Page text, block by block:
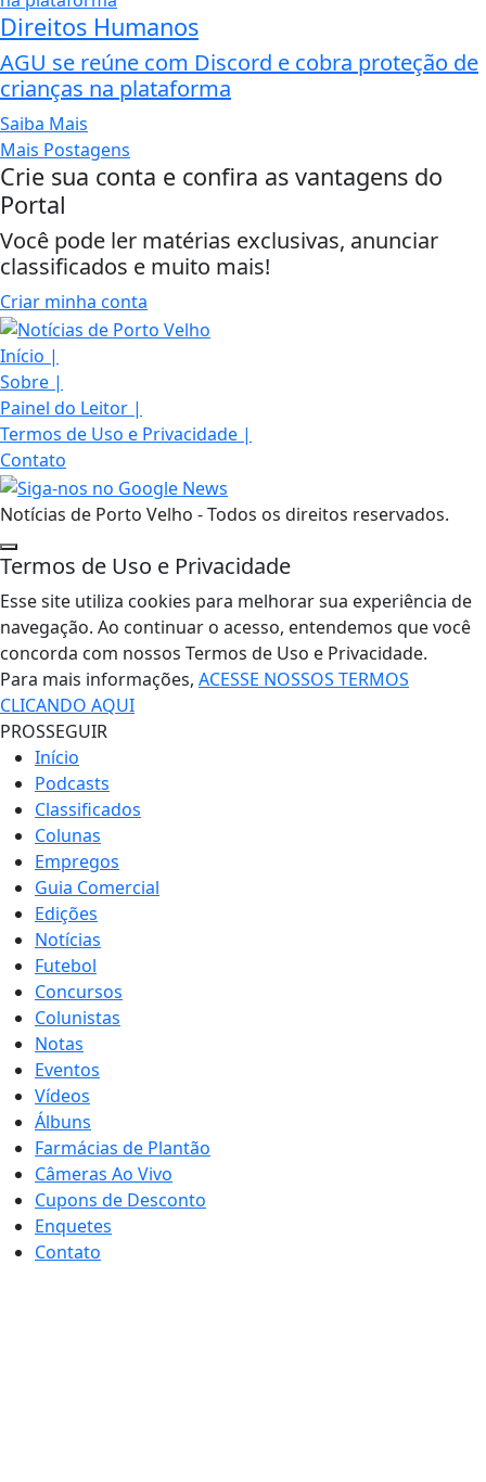
Direitos Humanos
AGU se reúne com Discord e cobra proteção de
crianças na plataforma
Saiba Mais
Mais Postagens
Crie sua conta e confira as vantagens do
Portal
Você pode ler matérias exclusivas, anunciar
classificados e muito mais!
Criar minha conta
Início |
Sobre |
Painel do Leitor |
Termos de Uso e Privacidade |
Contato
Notícias de Porto Velho - Todos os direitos reservados.
Termos de Uso e Privacidade
Esse site utiliza cookies para melhorar sua experiência de
navegação. Ao continuar o acesso, entendemos que você
concorda com nossos Termos de Uso e Privacidade.
Para mais informações, ACESSE NOSSOS TERMOS
CLICANDO AQUI
PROSSEGUIR
Início
Podcasts
Classificados
Colunas
Empregos
Guia Comercial
Edições
Notícias
Futebol
Concursos
Colunistas
Notas
Eventos
Vídeos
Álbuns
Farmácias de Plantão
Câmeras Ao Vivo
Cupons de Desconto
Enquetes
Contato